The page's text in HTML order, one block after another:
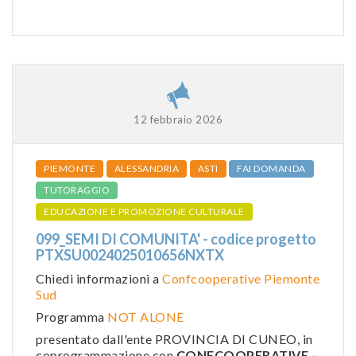
12 febbraio 2026
PIEMONTE ALESSANDRIA ASTI
FAI DOMANDA
TUTORAGGIO
EDUCAZIONE E PROMOZIONE CULTURALE
099_SEMI DI COMUNITA' - codice progetto
PTXSU0024025010656NXTX
Chiedi informazioni a Confcooperative Piemonte
Sud
Programma NOT ALONE
presentato dall'ente PROVINCIA DI CUNEO, in